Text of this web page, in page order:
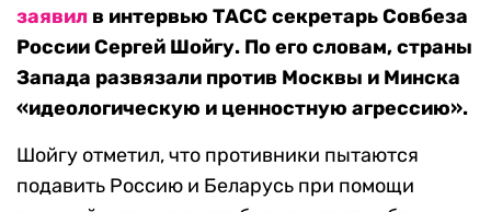
заявил в интервью ТАСС секретарь Совбеза
России Сергей Шойгу. По его словам, страны
Запада развязали против Москвы и Минска
«идеологическую и ценностную агрессию».
Шойгу отметил, что противники пытаются
подавить Россию и Беларусь при помощи